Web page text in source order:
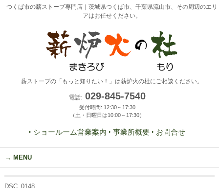
つくば市の薪ストーブ専門店｜茨城県つくば市、千葉県流山市、その周辺のエリ
アはお任せください。
薪ストーブの「もっと知りたい！」は薪炉火の杜にご相談ください。
電話:029-845-7540
受付時間: 12:30～17:30
（土・日曜日は10:00～17:30）
‣ ショールーム営業案内 ‣ 事業所概要 ‣ お問合せ
MENU
DSC_0148